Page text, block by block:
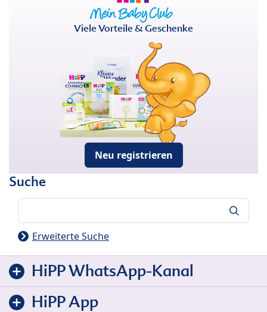
Viele Vorteile & Geschenke
Neu registrieren
Suche
Erweiterte Suche
HiPP WhatsApp-Kanal
HiPP App